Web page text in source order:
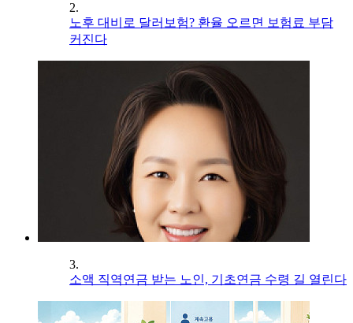
2.
노후 대비로 달러보험? 환율 오르면 보험료 부담
커진다
3.
소액 직역연금 받는 노인, 기초연금 수령 길 열린다